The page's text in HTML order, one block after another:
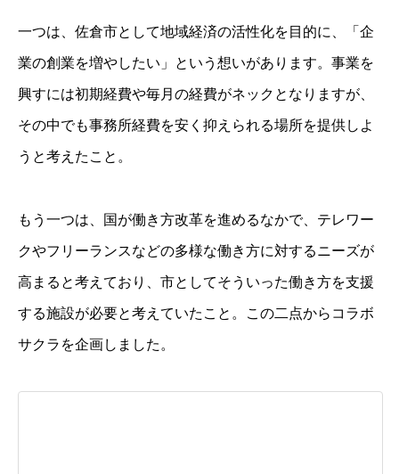
一つは、佐倉市として地域経済の活性化を目的に、「企
業の創業を増やしたい」という想いがあります。事業を
興すには初期経費や毎月の経費がネックとなりますが、
その中でも事務所経費を安く抑えられる場所を提供しよ
うと考えたこと。
もう一つは、国が働き方改革を進めるなかで、テレワー
クやフリーランスなどの多様な働き方に対するニーズが
高まると考えており、市としてそういった働き方を支援
する施設が必要と考えていたこと。この二点からコラボ
サクラを企画しました。